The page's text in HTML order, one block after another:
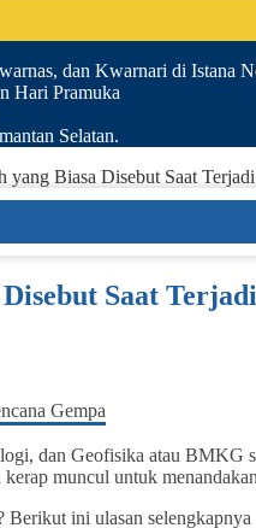
dan Kwarnari di Istana
Hari Pramuka
Selatan.
Biasa Disebut Saat
Saat
dan Geofisika atau BMKG
muncul untuk
Berikut ini ulasan selengkapnya